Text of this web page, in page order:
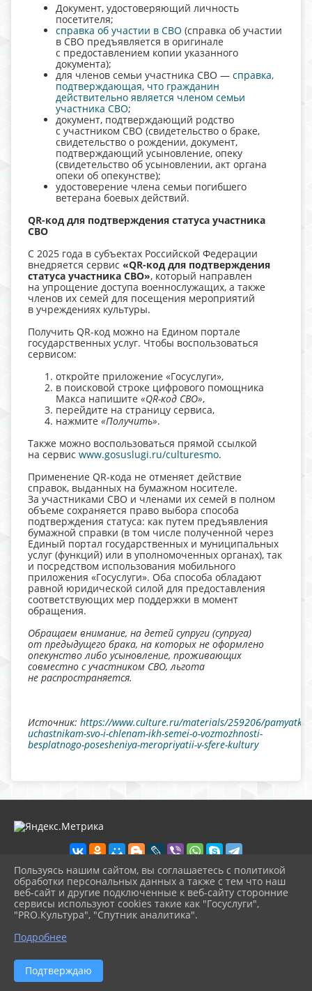
Документ, удостоверяющий личность
посетителя;
справка об участии в СВО (справка об участии
в СВО предъявляется в оригинале
с предоставлением копии указанного
документа);
для членов семьи участника СВО — справка,
подтверждающая, что гражданин
действительно является членом семьи
участника СВО;
документ, подтверждающий родство
с участником СВО (свидетельство о браке,
свидетельство о рождении, документ,
подтверждающий усыновление, опеку
(свидетельство об усыновлении, акт органа
опеки об опекунстве);
удостоверение члена семьи погибшего
ветерана боевых действий.
QR-код для подтверждения статуса участника
СВО
С 2025 года в субъектах Российской Федерации
внедряется сервис «QR-код для подтверждения
статуса участника СВО», который направлен
на упрощение доступа военнослужащих, а также
членов их семей для посещения мероприятий
в учреждениях культуры.
Получить QR-код можно на Едином портале
государственных услуг. Чтобы воспользоваться
сервисом:
откройте приложение «Госуслуги»,
в поисковой строке цифрового помощника
Макса напишите «QR-код СВО»,
перейдите на страницу сервиса,
нажмите «Получить».
Также можно воспользоваться прямой ссылкой
на сервис www.gosuslugi.ru/culturesmo.
Применение QR-кода не отменяет действие
справок, выданных на бумажном носителе.
За участниками СВО и членами их семей в полном
объеме сохраняется право выбора способа
подтверждения статуса: как путем предъявления
бумажной справки (в том числе полученной через
Единый портал государственных и муниципальных
услуг (функций) или в уполномоченных органах), так
и посредством использования мобильного
приложения «Госуслуги». Оба способа обладают
равной юридической силой для предоставления
соответствующих мер поддержки в момент
обращения.
Обращаем внимание, на детей супруги (супруга)
от предыдущего брака, на которых не оформлено
опекунство либо усыновление, проживающих
совместно с участником СВО, льгота
не распространяется.
Источник: https://www.culture.ru/materials/259206/pamyatka-
uchastnikam-svo-i-chlenam-ikh-semei-o-vozmozhnosti-
besplatnogo-posesheniya-meropriyatii-v-sfere-kultury
2026 г. nolinsk-museum.ru
Вход
Карта сайта
Политика обработки персональных данных
Сделано на KubCMS
Разработка и поддержка
Пользуясь нашим сайтом, вы соглашаетесь с политикой
обработки персональных данных а также с тем что наш
веб-сайт и другие подключенные к веб-сайту сторонние
сервисы используют cookies такие как "Госуслуги",
"PRO.Культура", "Спутник аналитика".
Подробнее
Подтверждаю